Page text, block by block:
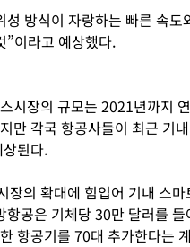
성 방식이 자랑하는 빠른 속
”이라고 예상했다.
시장의 규모는 2021년까지
만 각국 항공사들이 최근 기
된다.
장의 확대에 힘입어 기내 스
항공은 기체당 30만 달러를
항공기를 70대 추가한다는